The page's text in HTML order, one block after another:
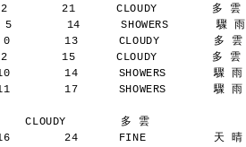
21      CLOUDY        多 雲
14      SHOWERS       驟 雨
0        13      CLOUDY        多 雲
2        15      CLOUDY        多 雲
14      SHOWERS       驟 雨
17      SHOWERS       驟 雨
CLOUDY        多 雲
16        24      FINE          天 晴